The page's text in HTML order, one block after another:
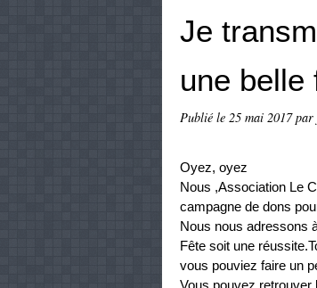
Je
une belle
Publié le 25 mai 2017par
Oyez, oyez
Nous ,Association Le
campagne de dons
Nous nous adressons
Fête soit une
vous pouviez faire un